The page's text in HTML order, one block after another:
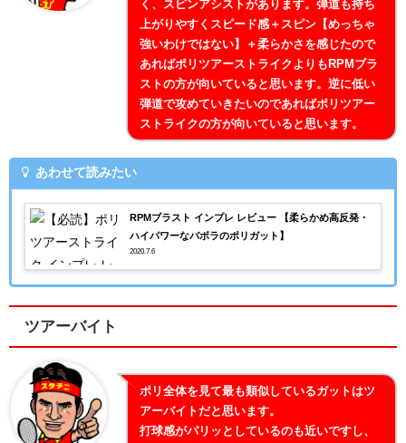
く、スピンアシストがあります。弾道も持ち
上がりやすくスピード感＋スピン【めっちゃ
強いわけではない】＋柔らかさを感じたので
あればポリツアーストライクよりもRPMブラ
ストの方が向いていると思います。逆に低い
弾道で攻めていきたいのであればポリツアー
ストライクの方が向いていると思います。
あわせて読みたい
RPMブラスト インプレ レビュー 【柔らかめ高反発・
ハイパワーなバボラのポリガット】
2020.7.6
ツアーバイト
ポリ全体を見て最も類似しているガットはツ
アーバイトだと思います。
打球感がパリッとしているのも近いですし、